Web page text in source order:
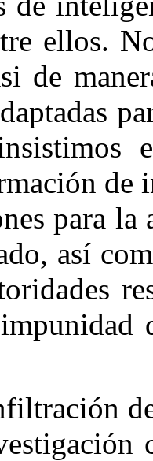
ellos.
de
de
para
así